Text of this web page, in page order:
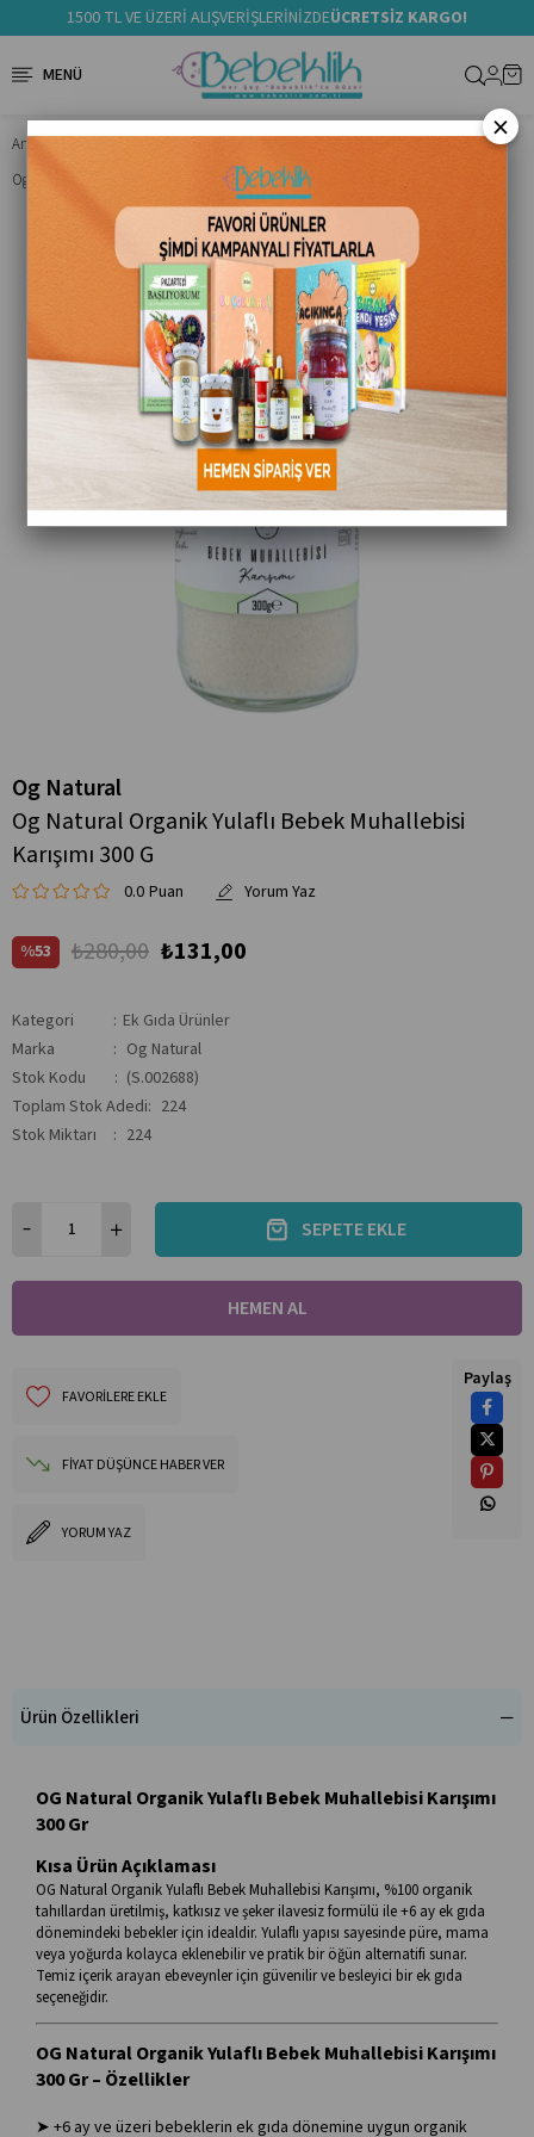
1500 TL VE ÜZERİ ALIŞVERİŞLERİNİZDEÜCRETSİZ KARGO!
Anasayfa Ek Gıda
Ek Gıda Ürünler
Og Natural Organik Yulaflı Bebek Muhallebisi Karışımı 300 G
Og Natural
Og Natural Organik Yulaflı Bebek Muhallebisi
Karışımı 300 G
0.0
53 ₺280,00 ₺131,00
Kategori : Ek Gıda Ürünler
Marka
: Og Natural
Stok Kodu
(S.002688)
Toplam Stok Adedi: 224
Stok Miktarı
: 224
FAVORILERE EKLE
FIYAT DÜŞÜNCE HABER VER
YORUM YAZ
Paylaş
Ürün Özellikleri
OG Natural Organik Yulaflı Bebek Muhallebisi Karışımı
300 Gr
Kısa Ürün Açıklaması
OG Natural Organik Yulaflı Bebek Muhallebisi Karışımı, %100 organik
tahıllardan üretilmiş, katkısız ve şeker ilavesiz formülü ile +6 ay ek gıda
dönemindeki bebekler için idealdir. Yulaflı yapısı sayesinde püre, mama
veya yoğurda kolayca eklenebilir ve pratik bir öğün alternatifi sunar.
Temiz içerik arayan ebeveynler için güvenilir ve besleyici bir ek gıda
seçeneğidir.
OG Natural Organik Yulaflı Bebek Muhallebisi Karışımı
300 Gr – Özellikler
➤ +6 ay ve üzeri bebeklerin ek gıda dönemine uygun organik
×